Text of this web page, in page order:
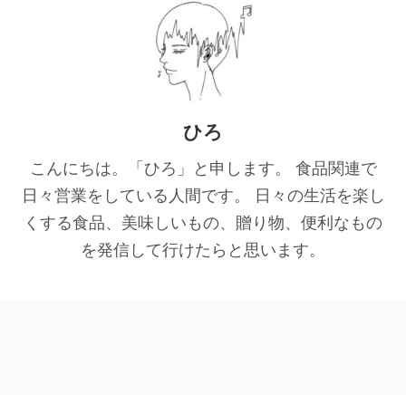
ひろ
こんにちは。「ひろ」と申します。 食品関連で
日々営業をしている人間です。 日々の生活を楽し
くする食品、美味しいもの、贈り物、便利なもの
を発信して行けたらと思います。